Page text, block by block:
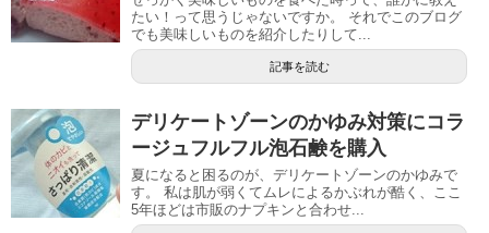
たい！って思うじゃないですか。 それでこのブログ
でも美味しいものを紹介したりして...
記事を読む
デリケートゾーンのかゆみ対策にコラ
ージュフルフル泡石鹸を購入
夏になると困るのが、デリケートゾーンのかゆみで
す。 私は肌が弱くてムレによるかぶれが酷く、ここ
5年ほどは市販のナプキンと合わせ...